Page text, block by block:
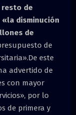
resto de
«la disminución
de
de
este
advertido de
con mayor
por lo
de primera y